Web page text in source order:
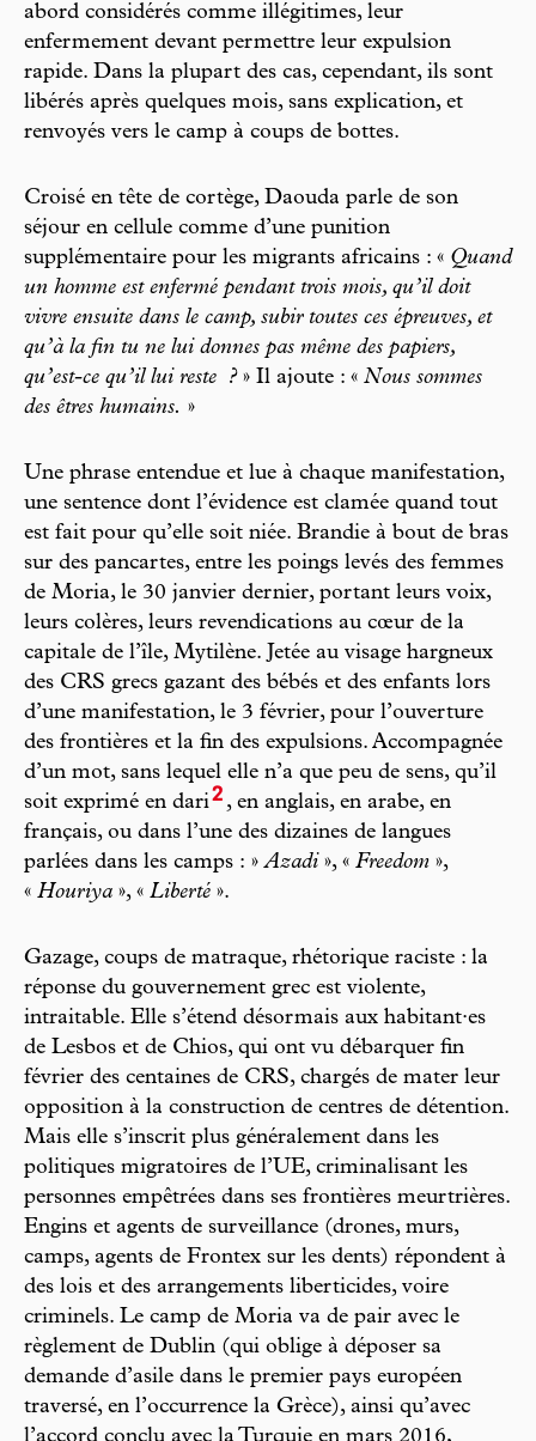
abord considérés comme illégitimes, leur
enfermement devant permettre leur expulsion
rapide. Dans la plupart des cas, cependant, ils sont
libérés après quelques mois, sans explication, et
renvoyés vers le camp à coups de bottes.
Croisé en tête de cortège, Daouda parle de son
séjour en cellule comme d’une punition
supplémentaire pour les migrants africains : « Quand
un homme est enfermé pendant trois mois, qu’il doit
vivre ensuite dans le camp, subir toutes ces épreuves, et
qu’à la fin tu ne lui donnes pas même des papiers,
qu’est-ce qu’il lui reste
?» Il ajoute : « Nous sommes
des êtres humains. »
Une phrase entendue et lue à chaque manifestation,
une sentence dont l’évidence est clamée quand tout
est fait pour qu’elle soit niée. Brandie à bout de bras
sur des pancartes, entre les poings levés des femmes
de Moria, le 30 janvier dernier, portant leurs voix,
leurs colères, leurs revendications au cœur de la
capitale de l’île, Mytilène. Jetée au visage hargneux
des CRS grecs gazant des bébés et des enfants lors
d’une manifestation, le 3 février, pour l’ouverture
des frontières et la fin des expulsions. Accompagnée
d’un mot, sans lequel elle n’a que peu de sens, qu’il
soit exprimé en dari2 , en anglais, en arabe, en
français, ou dans l’une des dizaines de langues
parlées dans les camps : »Azadi », « Freedom »,
« Houriya », « Liberté ».
Gazage, coups de matraque, rhétorique raciste : la
réponse du gouvernement grec est violente,
intraitable. Elle s’étend désormais aux habitant·es
de Lesbos et de Chios, qui ont vu débarquer fin
février des centaines de CRS, chargés de mater leur
opposition à la construction de centres de détention.
Mais elle s’inscrit plus généralement dans les
politiques migratoires de l’UE, criminalisant les
personnes empêtrées dans ses frontières meurtrières.
Engins et agents de surveillance (drones, murs,
camps, agents de Frontex sur les dents) répondent à
des lois et des arrangements liberticides, voire
criminels. Le camp de Moria va de pair avec le
règlement de Dublin (qui oblige à déposer sa
demande d’asile dans le premier pays européen
traversé, en l’occurrence la Grèce), ainsi qu’avec